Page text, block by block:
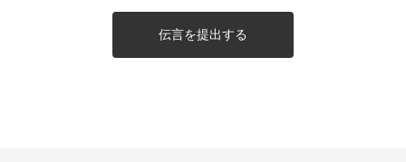
伝言を提出する